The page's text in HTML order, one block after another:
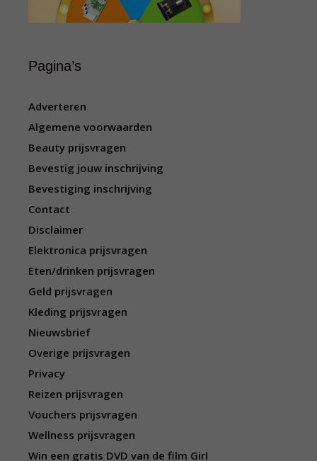
Pagina’s
Adverteren
Algemene voorwaarden
Beauty prijsvragen
Bevestig jouw inschrijving
Bevestiging inschrijving
Contact
Disclaimer
Elektronica prijsvragen
Eten/drinken prijsvragen
Geld prijsvragen
Kleding prijsvragen
Nieuwsbrief
Overige prijsvragen
Privacy
Reizen prijsvragen
Vouchers prijsvragen
Wellness prijsvragen
Win een gratis DVD van de film Girl